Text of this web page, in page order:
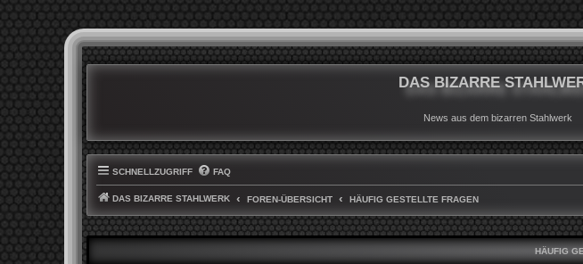
DAS BIZARRE
News aus dem bizarren Stahlwerk
SCHNELLZUGRIFF FAQ
DAS BIZARRE STAHLWERK FOREN-ÜBERSICHT HÄUFIG GESTELLTE FRAGEN
HÄUFIG